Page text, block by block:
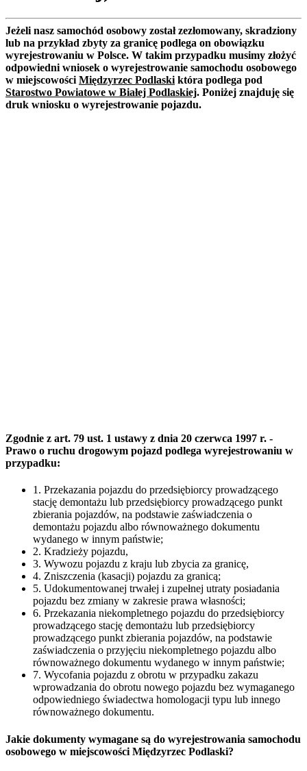
Jeżeli nasz samochód osobowy został zezłomowany, skradziony
lub na przykład zbyty za granicę podlega on obowiązku
wyrejestrowaniu w Polsce. W takim przypadku musimy złożyć
odpowiedni wniosek o wyrejestrowanie samochodu osobowego
w miejscowości Międzyrzec Podlaski która podlega pod
Starostwo Powiatowe w Białej Podlaskiej. Poniżej znajduję się
druk wniosku o wyrejestrowanie pojazdu.
Zgodnie z art. 79 ust. 1 ustawy z dnia 20 czerwca 1997 r. -
Prawo o ruchu drogowym pojazd podlega wyrejestrowaniu w
przypadku:
1. Przekazania pojazdu do przedsiębiorcy prowadzącego
stację demontażu lub przedsiębiorcy prowadzącego punkt
zbierania pojazdów, na podstawie zaświadczenia o
demontażu pojazdu albo równoważnego dokumentu
wydanego w innym państwie;
2. Kradzieży pojazdu,
3. Wywozu pojazdu z kraju lub zbycia za granicę,
4. Zniszczenia (kasacji) pojazdu za granicą;
5. Udokumentowanej trwałej i zupełnej utraty posiadania
pojazdu bez zmiany w zakresie prawa własności;
6. Przekazania niekompletnego pojazdu do przedsiębiorcy
prowadzącego stację demontażu lub przedsiębiorcy
prowadzącego punkt zbierania pojazdów, na podstawie
zaświadczenia o przyjęciu niekompletnego pojazdu albo
równoważnego dokumentu wydanego w innym państwie;
7. Wycofania pojazdu z obrotu w przypadku zakazu
wprowadzania do obrotu nowego pojazdu bez wymaganego
odpowiedniego świadectwa homologacji typu lub innego
równoważnego dokumentu.
Jakie dokumenty wymagane są do wyrejestrowania samochodu
osobowego w miejscowości Międzyrzec Podlaski?